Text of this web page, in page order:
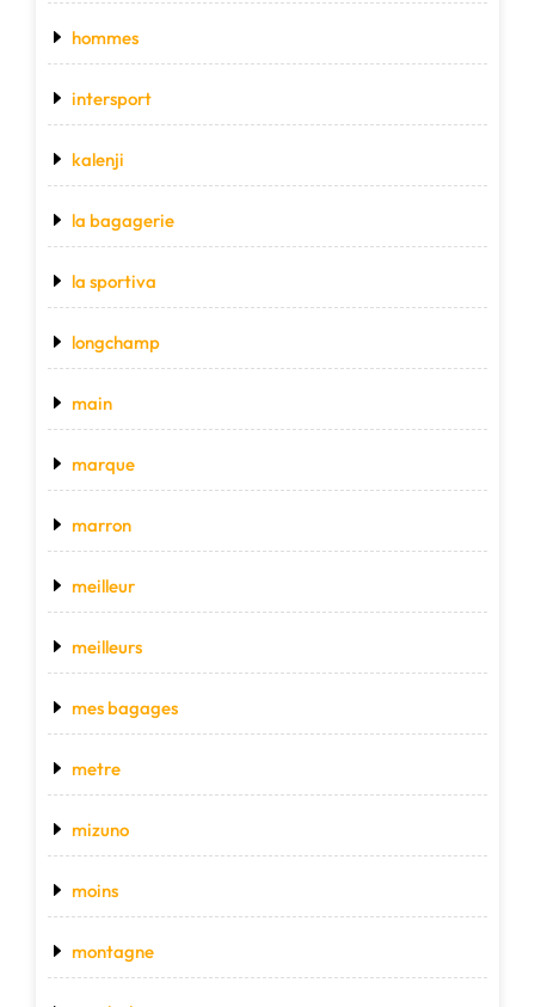
hommes
intersport
kalenji
la bagagerie
la sportiva
longchamp
main
marque
marron
meilleur
meilleurs
mes bagages
metre
mizuno
moins
montagne